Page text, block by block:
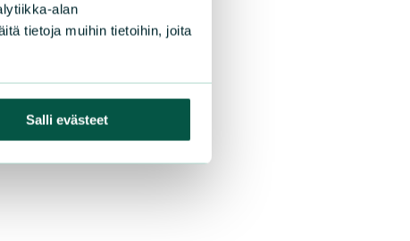
alan
tietoja muihin tietoihin, joita
Salli evästeet